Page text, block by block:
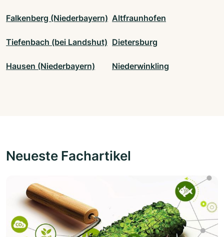
Falkenberg (Niederbayern) Altfraunhofen
Tiefenbach (bei Landshut) Dietersburg
Hausen (Niederbayern) Niederwinkling
Neueste Fachartikel